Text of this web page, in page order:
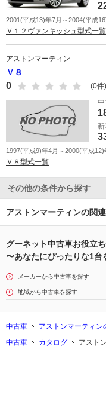
2001(平成13)年7月～2004(平成
Ｖ１２ヴァンキッシュ型式一覧
アストンマーティン
Ｖ８
0
(0件)
1997(平成9)年4月～2000(平成12)
Ｖ８型式一覧
その他の条件から探す
アストンマーティンの関
グーネット中古車お役立
〜あなたにぴったりな1台
メーカーから中古車を探す
地域から中古車を探す
中古車 アストンマーティン
中古車
カタログ アスト